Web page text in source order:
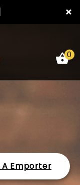
×
0
A Emporter